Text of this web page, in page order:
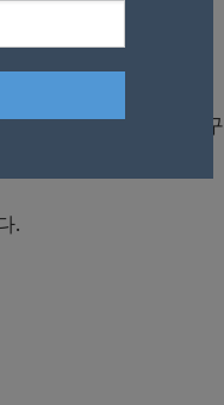
스 구장의 명물 다저
메이츠가 협업해 야구
.